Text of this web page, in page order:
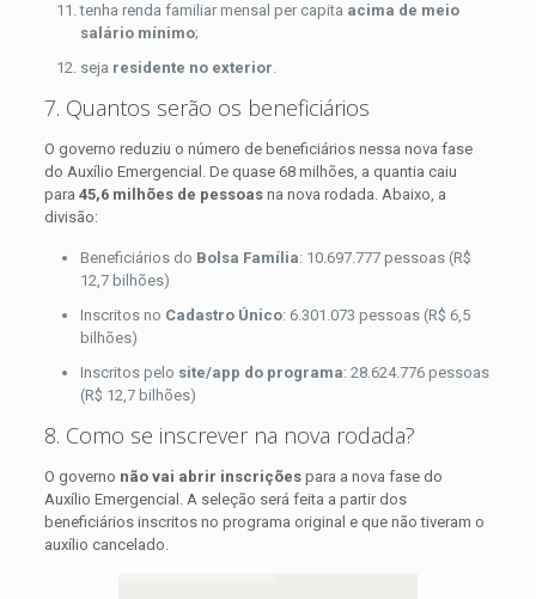
tenha renda familiar mensal per capita acima de meio
salário mínimo;
seja residente no exterior.
7. Quantos serão os beneficiários
O governo reduziu o número de beneficiários nessa nova fase
do Auxílio Emergencial. De quase 68 milhões, a quantia caiu
para 45,6 milhões de pessoasna nova rodada. Abaixo, a
divisão:
Beneficiários do Bolsa Família: 10.697.777 pessoas (R$
12,7 bilhões)
Inscritos no Cadastro Único: 6.301.073 pessoas (R$ 6,5
bilhões)
Inscritos pelo site/app do programa: 28.624.776 pessoas
(R$ 12,7 bilhões)
8. Como se inscrever na nova rodada?
O governo não vai abrir inscriçõespara a nova fase do
Auxílio Emergencial. A seleção será feita a partir dos
beneficiários inscritos no programa original e que não tiveram o
auxílio cancelado.